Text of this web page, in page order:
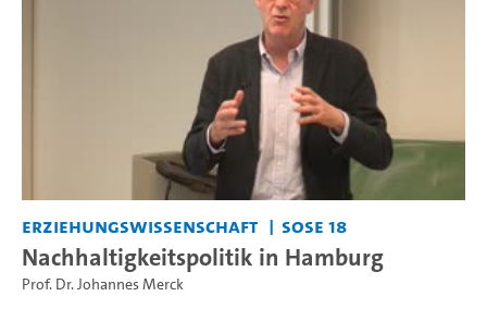
Erziehungswissenschaft SoSe 18
Nachhaltigkeitspolitik in Hamburg
Prof. Dr. Johannes Merck